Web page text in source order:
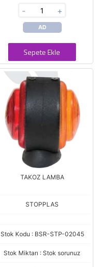
- +
AD
Sepete Ekle
TAKOZ LAMBA
STOPPLAS
Stok Kodu : BSR-STP-02045
Stok Miktarı : Stok sorunuz